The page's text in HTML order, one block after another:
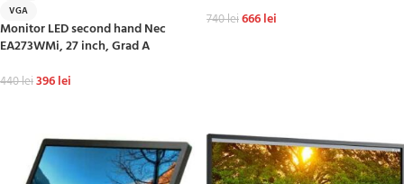
VGA
Monitor LED second hand Nec
EA273WMi, 27 inch, Grad A
440lei396lei
740lei666lei